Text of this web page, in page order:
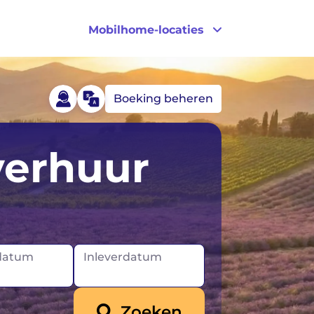
Mobilhome-locaties
Duitsland
IJsland
Ierland
Noorwegen
VK
VS
Boeking beheren
Inleverdatum